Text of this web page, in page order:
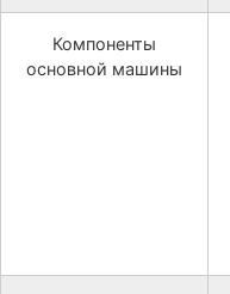
Компоненты
основной машины